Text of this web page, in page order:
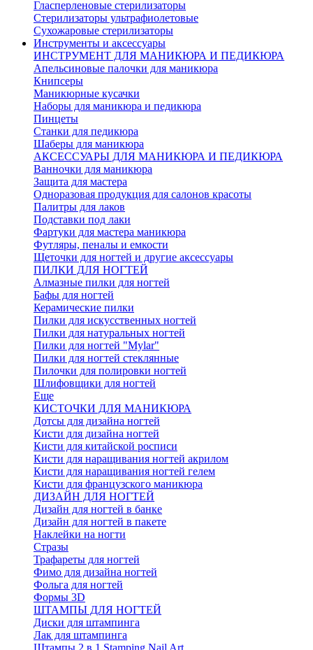
Гласперленовые стерилизаторы
Стерилизаторы ультрафиолетовые
Сухожаровые стерилизаторы
Инструменты и аксессуары
ИНСТРУМЕНТ ДЛЯ МАНИКЮРА И ПЕДИКЮРА
Апельсиновые палочки для маникюра
Книпсеры
Маникюрные кусачки
Наборы для маникюра и педикюра
Пинцеты
Станки для педикюра
Шаберы для маникюра
АКСЕССУАРЫ ДЛЯ МАНИКЮРА И ПЕДИКЮРА
Ванночки для маникюра
Защита для мастера
Одноразовая продукция для салонов красоты
Палитры для лаков
Подставки под лаки
Фартуки для мастера маникюра
Футляры, пеналы и емкости
Щеточки для ногтей и другие аксессуары
ПИЛКИ ДЛЯ НОГТЕЙ
Алмазные пилки для ногтей
Бафы для ногтей
Керамические пилки
Пилки для искусственных ногтей
Пилки для натуральных ногтей
Пилки для ногтей "Mylar"
Пилки для ногтей стеклянные
Пилочки для полировки ногтей
Шлифовщики для ногтей
Еще
КИСТОЧКИ ДЛЯ МАНИКЮРА
Дотсы для дизайна ногтей
Кисти для дизайна ногтей
Кисти для китайской росписи
Кисти для наращивания ногтей акрилом
Кисти для наращивания ногтей гелем
Кисти для французского маникюра
ДИЗАЙН ДЛЯ НОГТЕЙ
Дизайн для ногтей в банке
Дизайн для ногтей в пакете
Наклейки на ногти
Стразы
Трафареты для ногтей
Фимо для дизайна ногтей
Фольга для ногтей
Формы 3D
ШТАМПЫ ДЛЯ НОГТЕЙ
Диски для штампинга
Лак для штампинга
Штампы 2 в 1 Stamping Nail Art